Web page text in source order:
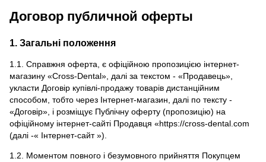
Договор публичной оферты
1. Загальні положення
1.1. Справжня оферта, є офіційною пропозицією інтернет-
магазину «Cross-Dental», далі за текстом - «Продавець»,
укласти Договір купівлі-продажу товарів дистанційним
способом, тобто через Інтернет-магазин, далі по тексту -
«Договір», і розміщує Публічну оферту (пропозицію) на
офіційному інтернет-сайті Продавця «https://cross-dental.com
(далі -« Інтернет-сайт »).
1.2. Моментом повного і безумовного прийняття Покупцем